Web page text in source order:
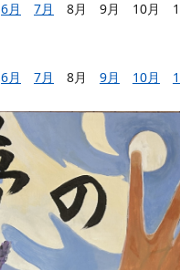
6月 7月 8月 9月 10月
6月 7月 8月 9月 10月